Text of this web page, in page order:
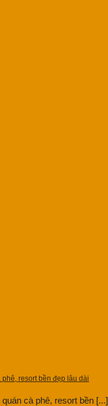
resort bền đẹp lâu dài
cà phê, resort bền [...]